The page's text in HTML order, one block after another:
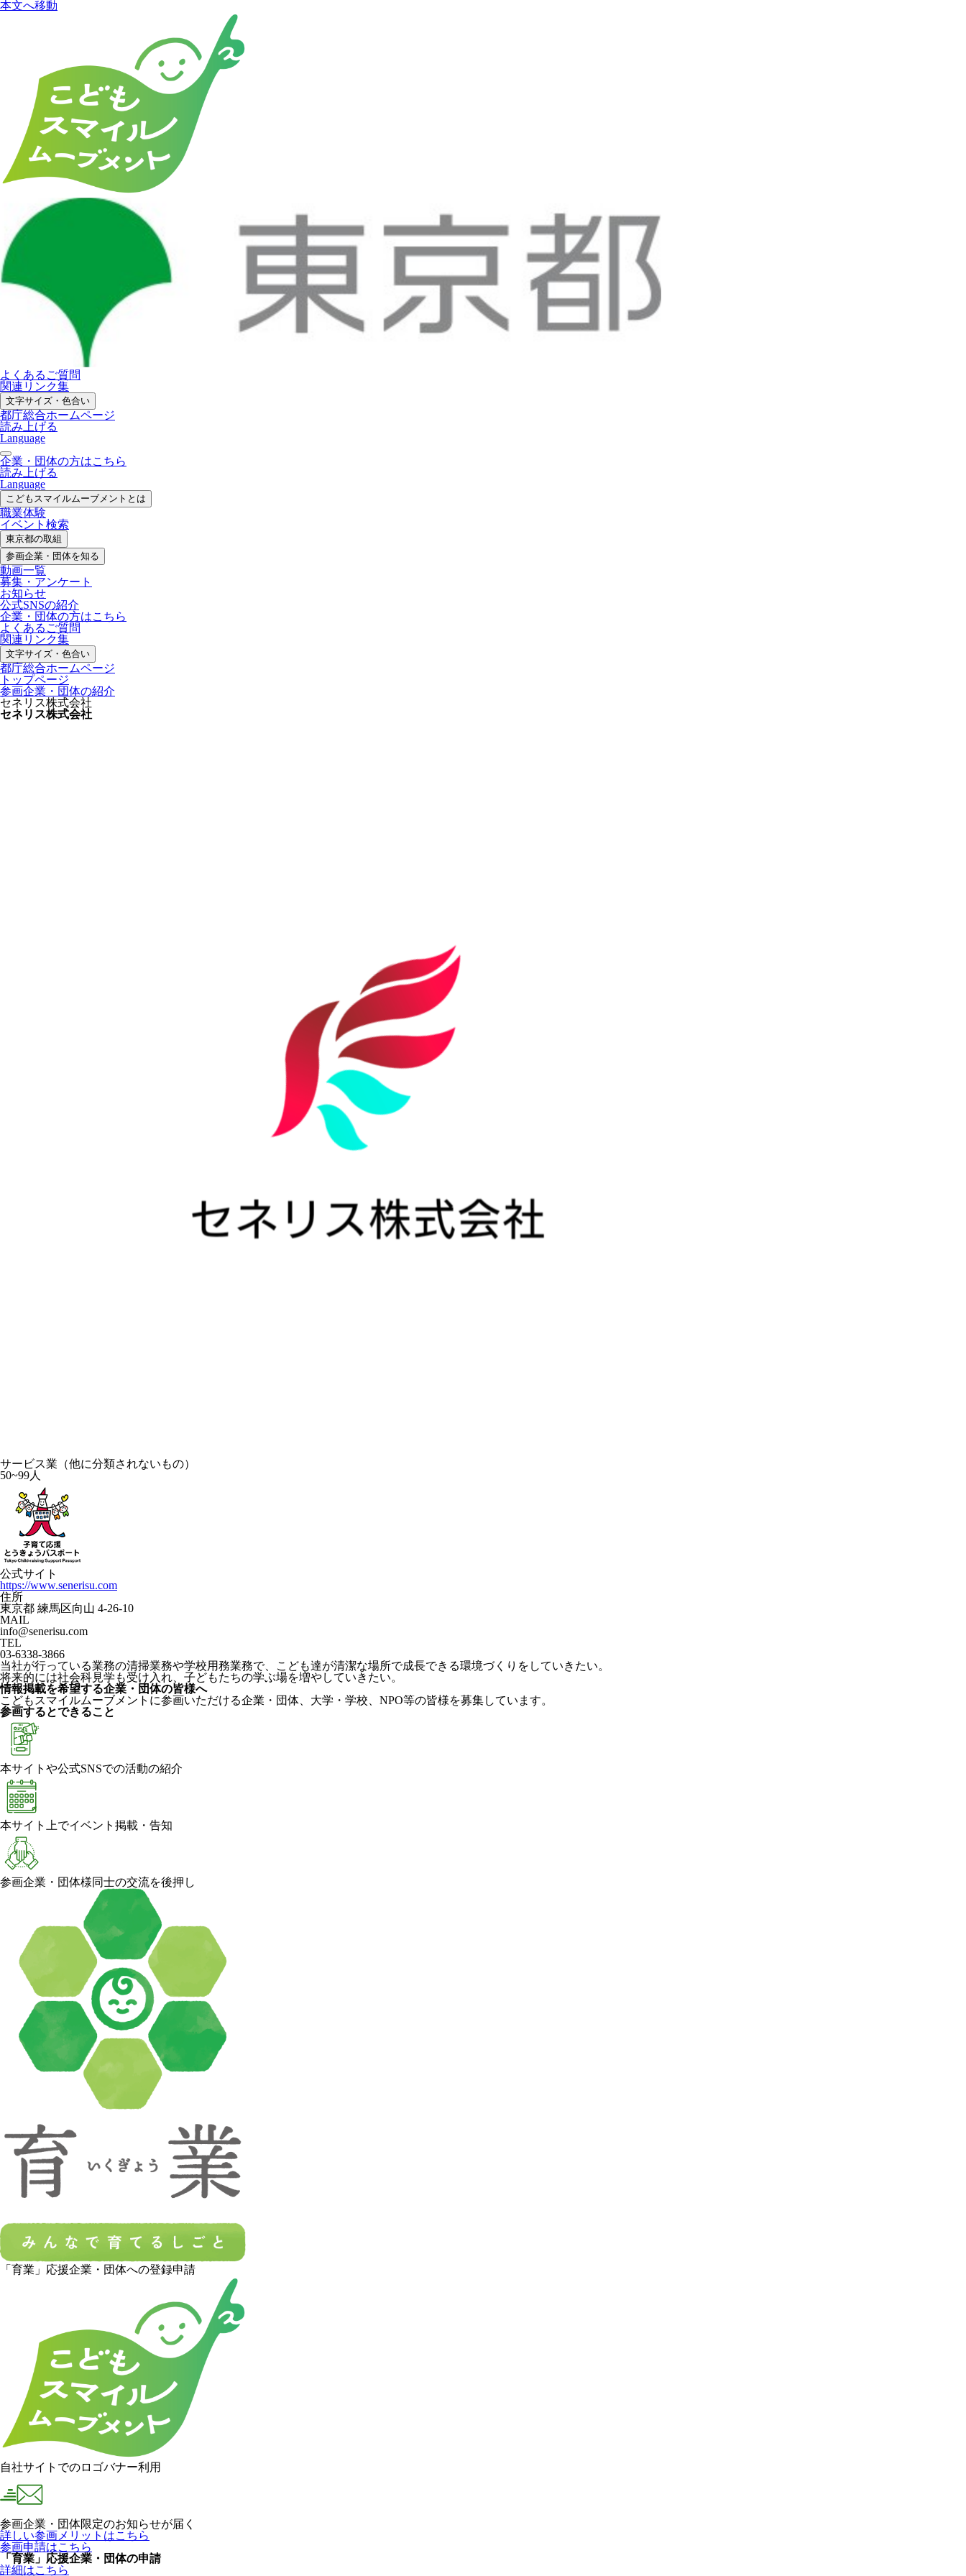
本文へ移動
よくあるご質問
関連リンク集
文字サイズ・色合い
都庁総合ホームページ
読み上げる
Language
企業・団体の方はこちら
読み上げる
Language
こどもスマイルムーブメントとは
職業体験
イベント検索
東京都の取組
参画企業・ 団体を知る
動画一覧
募集・ アンケート
お知らせ
公式SNSの紹介
企業・団体の方はこちら
よくあるご質問
関連リンク集
文字サイズ・色合い
都庁総合ホームページ
トップページ
参画企業・団体の紹介
セネリス株式会社
セネリス株式会社
サービス業（他に分類されないもの）
50~99人
公式サイト
https://www.senerisu.com
住所
東京都 練馬区向山 4-26-10
MAIL
info@senerisu.com
TEL
03-6338-3866
当社が行っている業務の清掃業務や学校用務業務で、こども達が清潔な場所で成長できる環境づくりをしていきたい。
将来的には社会科見学も受け入れ、子どもたちの学ぶ場を増やしていきたい。
情報掲載を希望する企業・団体の皆様へ
こどもスマイルムーブメントに参画いただける企業・団体、大学・学校、NPO等の皆様を募集しています。
参画するとできること
本サイトや公式SNSでの活動の紹介
本サイト上でイベント掲載・告知
参画企業・団体様同士の交流を後押し
「育業」応援企業・団体への登録申請
自社サイトでのロゴバナー利用
参画企業・団体限定のお知らせが届く
詳しい参画メリットはこちら
参画申請はこちら
「育業」応援企業・団体の申請
詳細はこちら